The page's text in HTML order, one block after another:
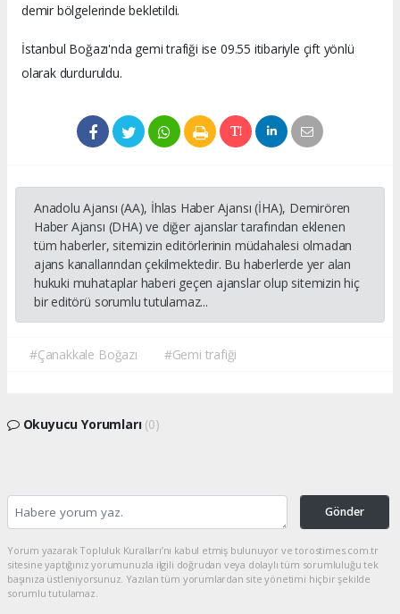
demir bölgelerinde bekletildi.
İstanbul Boğazı'nda gemi trafiği ise 09.55 itibariyle çift yönlü
olarak durduruldu.
Anadolu Ajansı (AA), İhlas Haber Ajansı (İHA), Demirören
Haber Ajansı (DHA) ve diğer ajanslar tarafından eklenen
tüm haberler, sitemizin editörlerinin müdahalesi olmadan
ajans kanallarından çekilmektedir. Bu haberlerde yer alan
hukuki muhataplar haberi geçen ajanslar olup sitemizin hiç
bir editörü sorumlu tutulamaz...
#Çanakkale Boğazı #Gemi trafiği
Okuyucu Yorumları (0)
Gönder
Yorum yazarak Topluluk Kuralları’nı kabul etmiş bulunuyor ve torostimes.com.tr
sitesine yaptığınız yorumunuzla ilgili doğrudan veya dolaylı tüm sorumluluğu tek
başınıza üstleniyorsunuz. Yazılan tüm yorumlardan site yönetimi hiçbir şekilde
sorumlu tutulamaz.